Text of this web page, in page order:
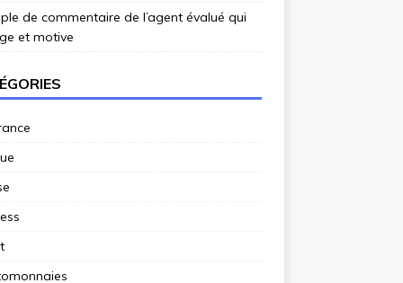
de commentaire de l’agent évalué qui
et motive